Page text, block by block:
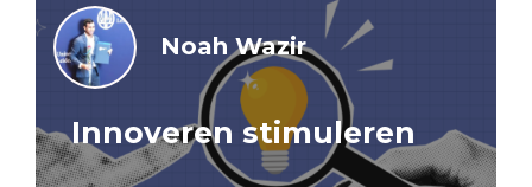
Noah Wazir
Innoveren stimuleren